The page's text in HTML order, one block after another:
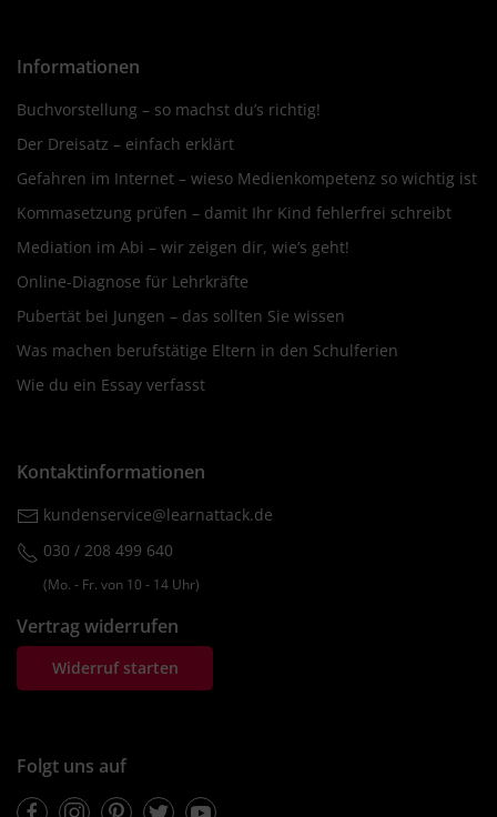
Informationen
Buchvorstellung – so machst du’s richtig!
Der Dreisatz – einfach erklärt
Gefahren im Internet – wieso Medienkompetenz so wichtig ist
Kommasetzung prüfen – damit Ihr Kind fehlerfrei schreibt
Mediation im Abi – wir zeigen dir, wie’s geht!
Online-Diagnose für Lehrkräfte
Pubertät bei Jungen – das sollten Sie wissen
Was machen berufstätige Eltern in den Schulferien
Wie du ein Essay verfasst
Kontaktinformationen
kundenservice@learnattack.de
030 / 208 499 640
(Mo. ‐ Fr. von 10 ‐ 14 Uhr)
Vertrag widerrufen
Widerruf starten
Folgt uns auf
FacebookInstagramPinterestTwitterYoutube